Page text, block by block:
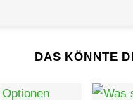
DAS KÖNNTE